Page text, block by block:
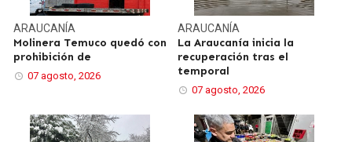
ARAUCANÍA
Molinera Temuco quedó con
prohibición de
07 agosto, 2026
ARAUCANÍA
La Araucanía inicia la
recuperación tras el
temporal
07 agosto, 2026